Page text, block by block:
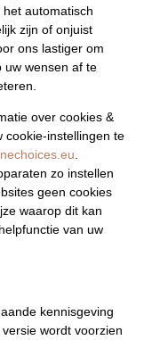
automatisch
zijn of onjuist
ons lastiger om
uw wensen af te
over cookies &
cookie-instellingen te
zo instellen
geen cookies
waarop dit kan
van uw
kennisgeving
wordt voorzien